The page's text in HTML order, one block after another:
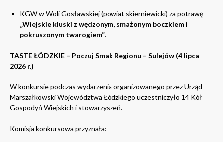
KGW w Woli Gosławskiej (powiat skierniewicki) za potrawę
„Wiejskie kluski z wędzonym, smażonym boczkiem i
pokruszonym twarogiem”.
TASTE ŁÓDZKIE – Poczuj Smak Regionu – Sulejów (4 lipca
2026 r.)
W konkursie podczas wydarzenia organizowanego przez Urząd
Marszałkowski Województwa Łódzkiego uczestniczyło 14 Kół
Gospodyń Wiejskich i stowarzyszeń.
Komisja konkursowa przyznała: